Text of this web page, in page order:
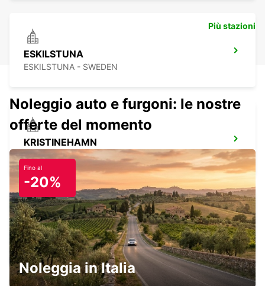
ESKILSTUNA
ESKILSTUNA - SWEDEN
KRISTINEHAMN
KRISTINEHAMN - SWEDEN
KRISTINEHAMN STAZIONE FERROVIARIA
KRISTINEHAMN - SWEDEN
Più stazioni
Noleggio auto e furgoni: le nostre
offerte del momento
Fino al
-20%
Noleggia in Italia